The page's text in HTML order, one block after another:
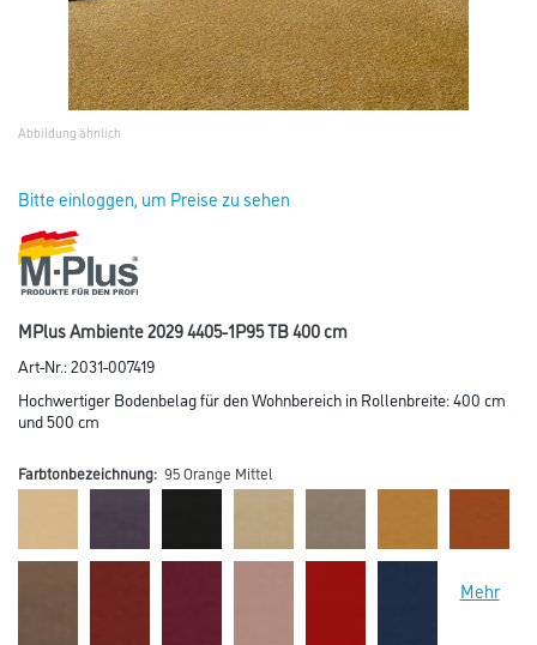
Abbildung ähnlich
Bitte einloggen, um Preise zu sehen
MPlus Ambiente 2029 4405-1P95 TB 400 cm
Art-Nr.:2031-007419
Hochwertiger Bodenbelag für den Wohnbereich in Rollenbreite: 400 cm
und 500 cm
Farbtonbezeichnung: 95 Orange Mittel
Mehr